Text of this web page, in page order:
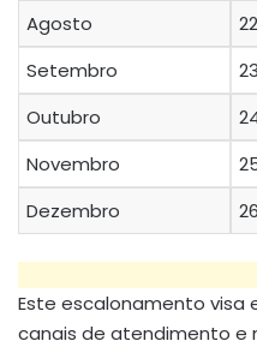
Agosto
Setembro
Outubro
Novembro
Dezembro
Este escalonamento
canais de atendimento e